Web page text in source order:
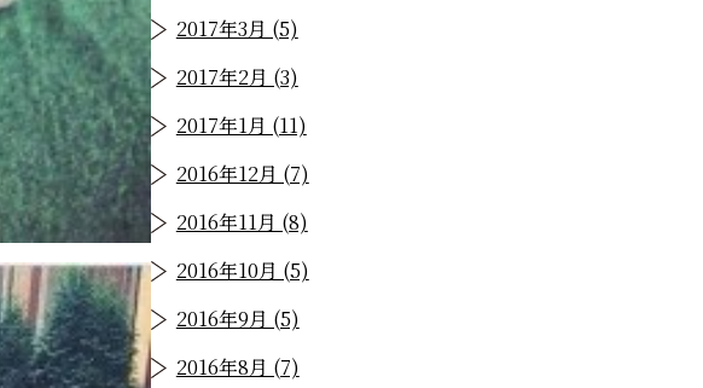
2017年3月 (5)
2017年2月 (3)
2017年1月 (11)
2016年12月 (7)
2016年11月 (8)
2016年10月 (5)
2016年9月 (5)
2016年8月 (7)